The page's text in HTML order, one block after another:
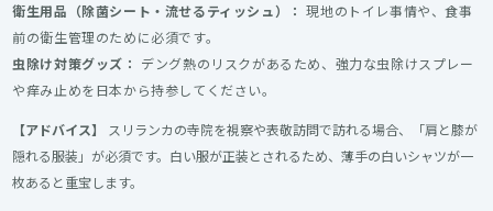
衛生用品（除菌シート・流せるティッシュ）： 現地のトイレ事情や、食事
前の衛生管理のために必須です。
虫除け対策グッズ： デング熱のリスクがあるため、強力な虫除けスプレー
や痒み止めを日本から持参してください。
【アドバイス】
スリランカの寺院を視察や表敬訪問で訪れる場合、「肩と膝が
隠れる服装」が必須です。白い服が正装とされるため、薄手の白いシャツが一
枚あると重宝します。